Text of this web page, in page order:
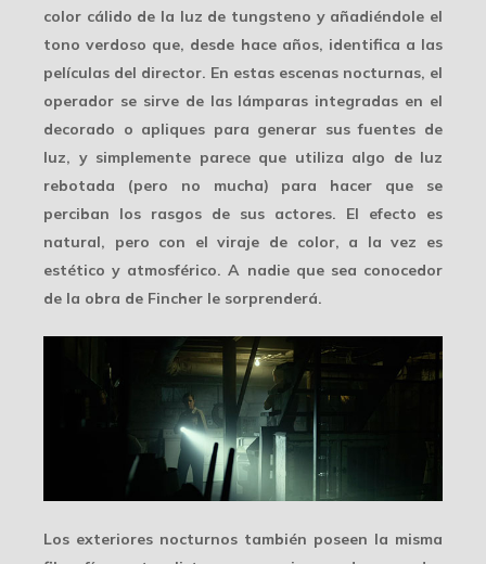
color cálido de la luz de tungsteno y añadiéndole el
tono verdoso que, desde hace años, identifica a las
películas del director. En estas escenas nocturnas, el
operador se sirve de las lámparas integradas en el
decorado o apliques para generar sus fuentes de
luz, y simplemente parece que utiliza algo de luz
rebotada (pero no mucha) para hacer que se
perciban los rasgos de sus actores. El efecto es
natural, pero con el viraje de color, a la vez es
estético y atmosférico. A nadie que sea conocedor
de la obra de Fincher le sorprenderá.
Los exteriores nocturnos también poseen la misma